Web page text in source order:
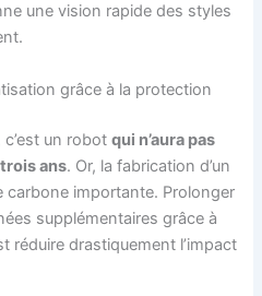
une vision rapide des styles
grâce à la protection
c’est un robotqui n’aura pas
ans. Or, la fabrication d’un
carbone importante. Prolonger
supplémentaires grâce à
réduire drastiquement l’impact